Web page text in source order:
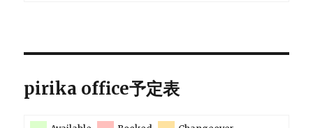
pirika office予定表